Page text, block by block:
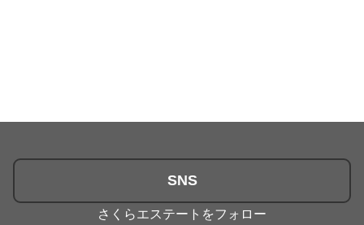
SNS
さくらエステートをフォロー